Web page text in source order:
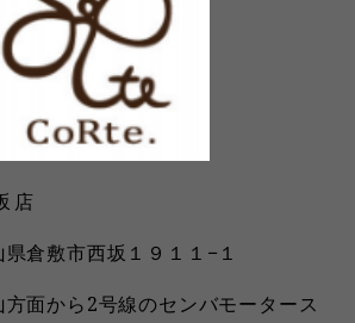
店
県倉敷市西坂１９１１−１
方面から2号線のセンバモータース